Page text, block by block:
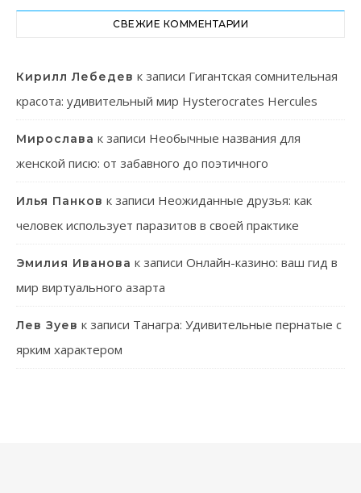
СВЕЖИЕ КОММЕНТАРИИ
Кирилл Лебедев к записи Гигантская сомнительная
красота: удивительный мир Hysterocrates Hercules
Мирослава к записи Необычные названия для
женской писю: от забавного до поэтичного
Илья Панков к записи Неожиданные друзья: как
человек использует паразитов в своей практике
Эмилия Иванова к записи Онлайн-казино: ваш гид в
мир виртуального азарта
Лев Зуев к записи Танагра: Удивительные пернатые с
ярким характером